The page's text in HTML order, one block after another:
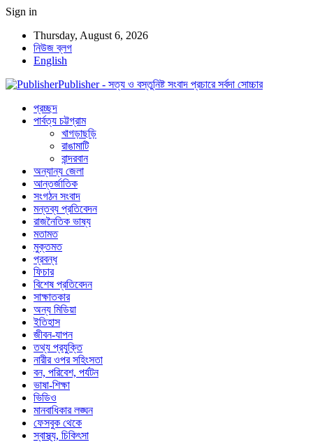
Sign in
Thursday, August 6, 2026
নিউজ ব্লগ
English
Publisher - সত্য ও বস্তুনিষ্ট সংবাদ প্রচারে সর্বদা সোচ্চার
প্রচ্ছদ
পার্বত্য চট্টগ্রাম
খাগড়াছড়ি
রাঙামাটি
বান্দরবান
অন্যান্য জেলা
আন্তর্জাতিক
সংগঠন সংবাদ
মন্তব্য প্রতিবেদন
রাজনৈতিক ভাষ্য
মতামত
মুক্তমত
প্রবন্ধ
ফিচার
বিশেষ প্রতিবেদন
সাক্ষাতকার
অন্য মিডিয়া
ইতিহাস
জীবন-যাপন
তথ্য প্রযুক্তি
নারীর ওপর সহিংসতা
বন, পরিবেশ, পর্যটন
ভাষা-শিক্ষা
ভিডিও
মানবাধিকার লঙ্ঘন
ফেসবুক থেকে
স্বাস্থ্য, চিকিৎসা